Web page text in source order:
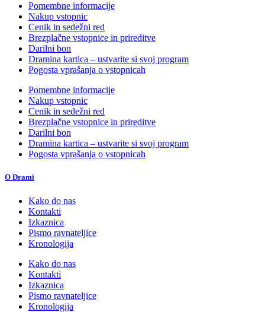
Pomembne informacije
Nakup vstopnic
Cenik in sedežni red
Brezplačne vstopnice in prireditve
Darilni bon
Dramina kartica – ustvarite si svoj program
Pogosta vprašanja o vstopnicah
Pomembne informacije
Nakup vstopnic
Cenik in sedežni red
Brezplačne vstopnice in prireditve
Darilni bon
Dramina kartica – ustvarite si svoj program
Pogosta vprašanja o vstopnicah
O Drami
Kako do nas
Kontakti
Izkaznica
Pismo ravnateljice
Kronologija
Kako do nas
Kontakti
Izkaznica
Pismo ravnateljice
Kronologija